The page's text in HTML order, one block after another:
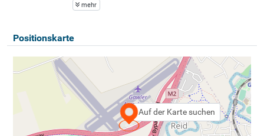
mehr
Positionskarte
Auf der Karte suchen